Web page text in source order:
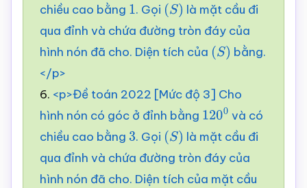
chiều cao bằng 1. Gọi (S) là mặt cầu đi
qua đỉnh và chứa đường tròn đáy của
hình nón đã cho. Diện tích của (S) bằng.
</p>
6. <p>Đề toán 2022 [Mức độ 3] Cho
hình nón có góc ở đỉnh bằng 1200 và có
chiều cao bằng 3. Gọi (S) là mặt cầu đi
qua đỉnh và chứa đường tròn đáy của
hình nón đã cho. Diện tích của mặt cầu